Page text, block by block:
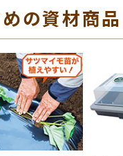
の資材商品